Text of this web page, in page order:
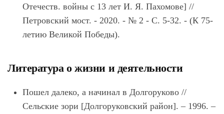
Отечеств. войны с 13 лет И. Я. Пахомове] //
Петровский мост. - 2020. - № 2 - С. 5-32. - (К 75-
летию Великой Победы).
Литература о жизни и деятельности
Пошел далеко, а начинал в Долгоруково //
Сельские зори [Долгоруковский район]. – 1996. –